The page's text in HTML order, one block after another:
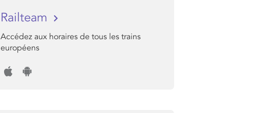
Railteam
Accédez aux horaires de tous les trains
européens